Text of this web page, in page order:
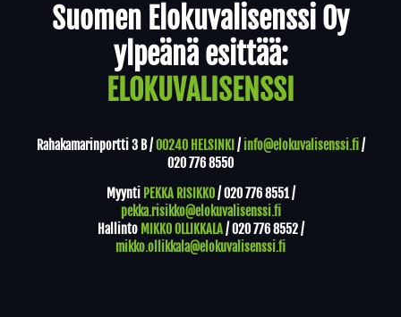
Suomen Elokuvalisenssi Oy
ylpeänä esittää:
ELOKUVALISENSSI
Rahakamarinportti 3 B /00240 HELSINKI / info@elokuvalisenssi.fi/
020 776 8550
Myynti PEKKA RISIKKO/020 776 8551/
pekka.risikko@elokuvalisenssi.fi
Hallinto MIKKO OLLIKKALA/020 776 8552/
mikko.ollikkala@elokuvalisenssi.fi